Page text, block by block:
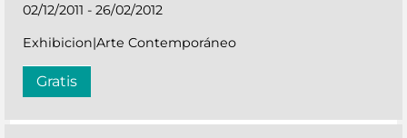
02/12/2011 - 26/02/2012
Exhibicion|Arte Contemporáneo
Gratis